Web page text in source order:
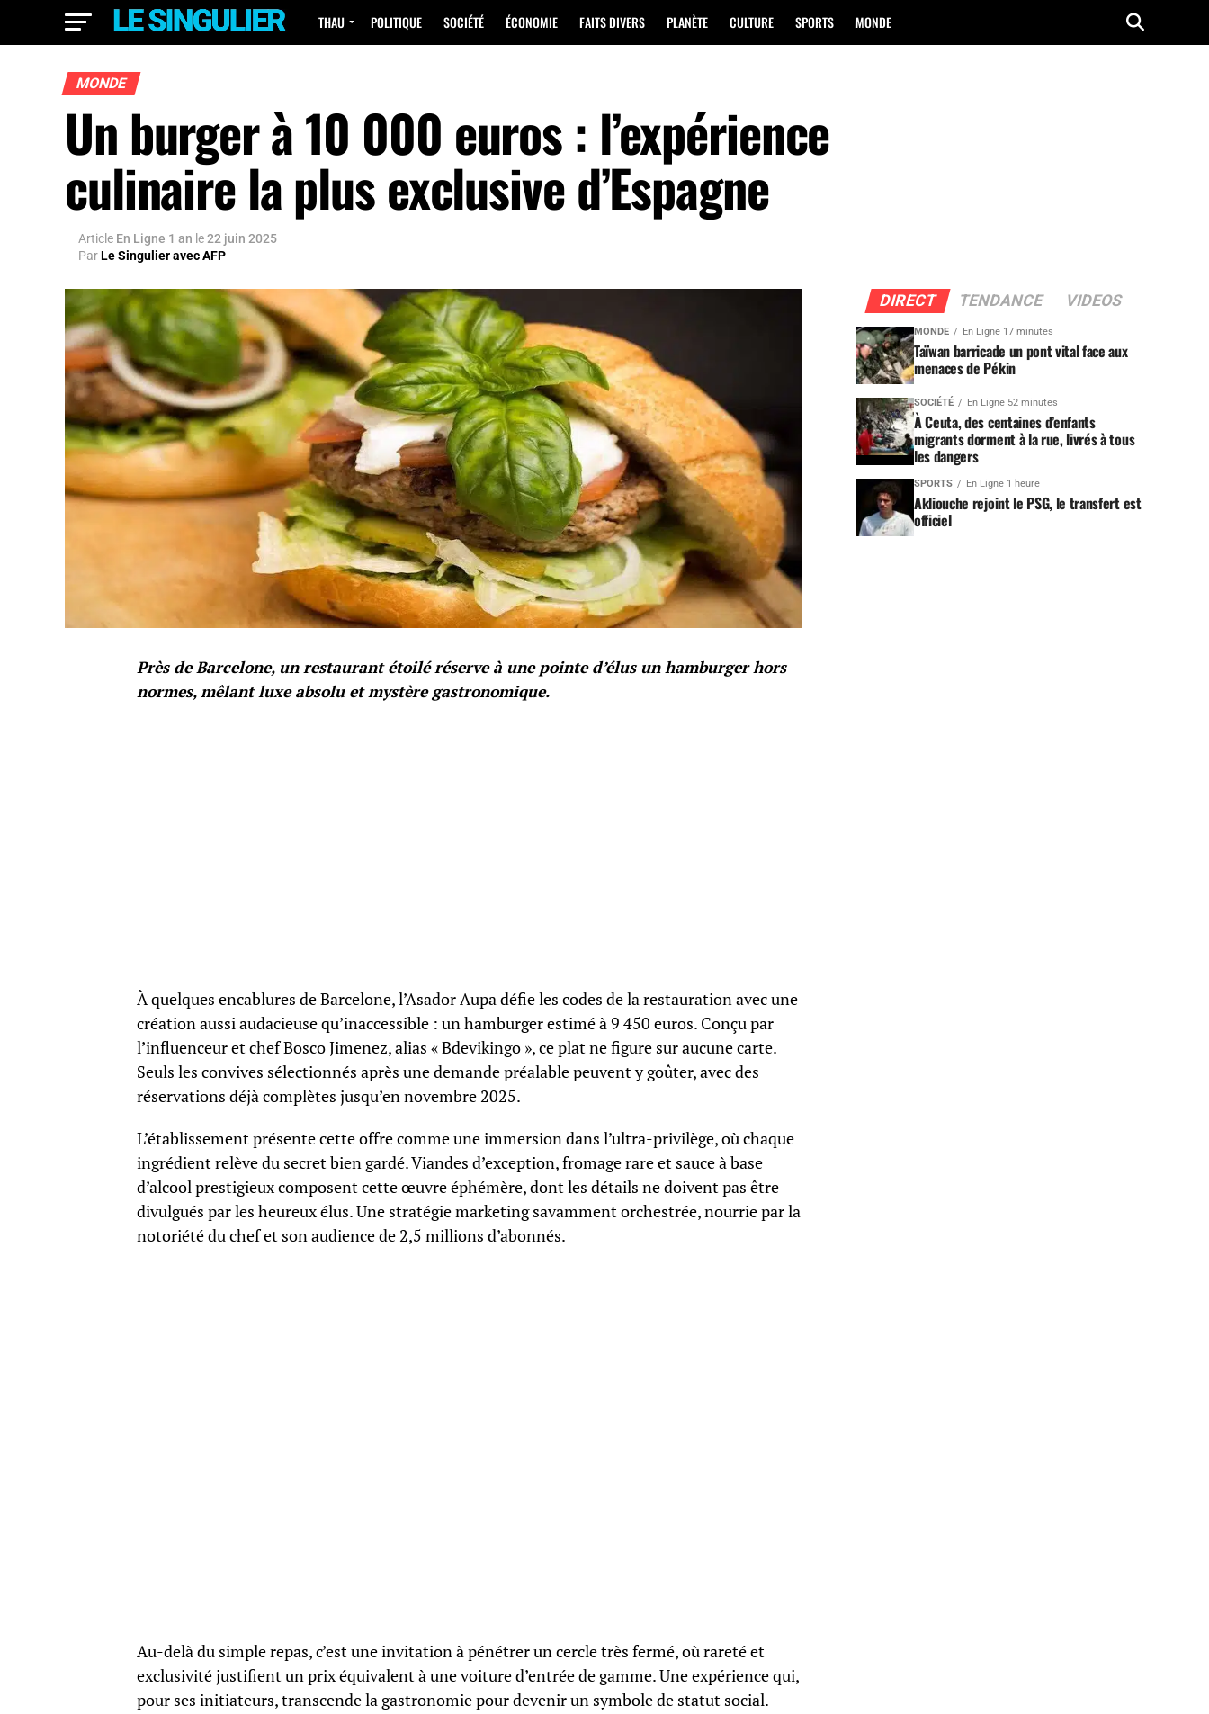
THAU POLITIQUE SOCIÉTÉ ÉCONOMIE FAITS DIVERS PLANÈTE CULTURE SPORTS MONDE
MONDE
Un burger à 10 000 euros : l’expérience
culinaire la plus exclusive d’Espagne
Article En Ligne 1 an le22 juin 2025
ParLe Singulier avec AFP
Près de Barcelone, un restaurant étoilé réserve à une pointe d’élus un hamburger hors
normes, mêlant luxe absolu et mystère gastronomique.
À quelques encablures de Barcelone, l’Asador Aupa défie les codes de la restauration avec une
création aussi audacieuse qu’inaccessible : un hamburger estimé à 9 450 euros. Conçu par
l’influenceur et chef Bosco Jimenez, alias « Bdevikingo », ce plat ne figure sur aucune carte.
Seuls les convives sélectionnés après une demande préalable peuvent y goûter, avec des
réservations déjà complètes jusqu’en novembre 2025.
L’établissement présente cette offre comme une immersion dans l’ultra-privilège, où chaque
ingrédient relève du secret bien gardé. Viandes d’exception, fromage rare et sauce à base
d’alcool prestigieux composent cette œuvre éphémère, dont les détails ne doivent pas être
divulgués par les heureux élus. Une stratégie marketing savamment orchestrée, nourrie par la
notoriété du chef et son audience de 2,5 millions d’abonnés.
Au-delà du simple repas, c’est une invitation à pénétrer un cercle très fermé, où rareté et
exclusivité justifient un prix équivalent à une voiture d’entrée de gamme. Une expérience qui,
pour ses initiateurs, transcende la gastronomie pour devenir un symbole de statut social.
DIRECT TENDANCE VIDEOS
MONDE En Ligne 17 minutes
Taïwan barricade un pont vital face aux
menaces de Pékin
SOCIÉTÉ En Ligne 52 minutes
À Ceuta, des centaines d’enfants
migrants dorment à la rue, livrés à tous
les dangers
SPORTS En Ligne 1 heure
Akliouche rejoint le PSG, le transfert est
officiel